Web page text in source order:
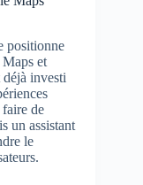
positionne
et
investi
de
un assistant
le